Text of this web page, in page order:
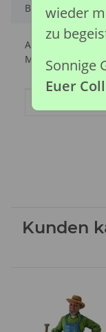
Beschreibung
Ankoles können
Mengen an
Kunden
wieder
zu
Sonnige
Euer